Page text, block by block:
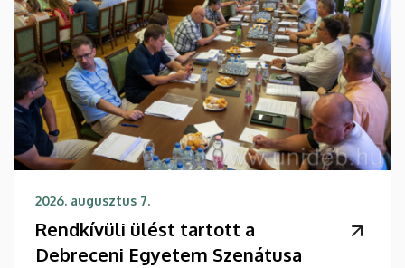
2026. augusztus 7.
Rendkívüli ülést tartott a
Debreceni Egyetem Szenátusa